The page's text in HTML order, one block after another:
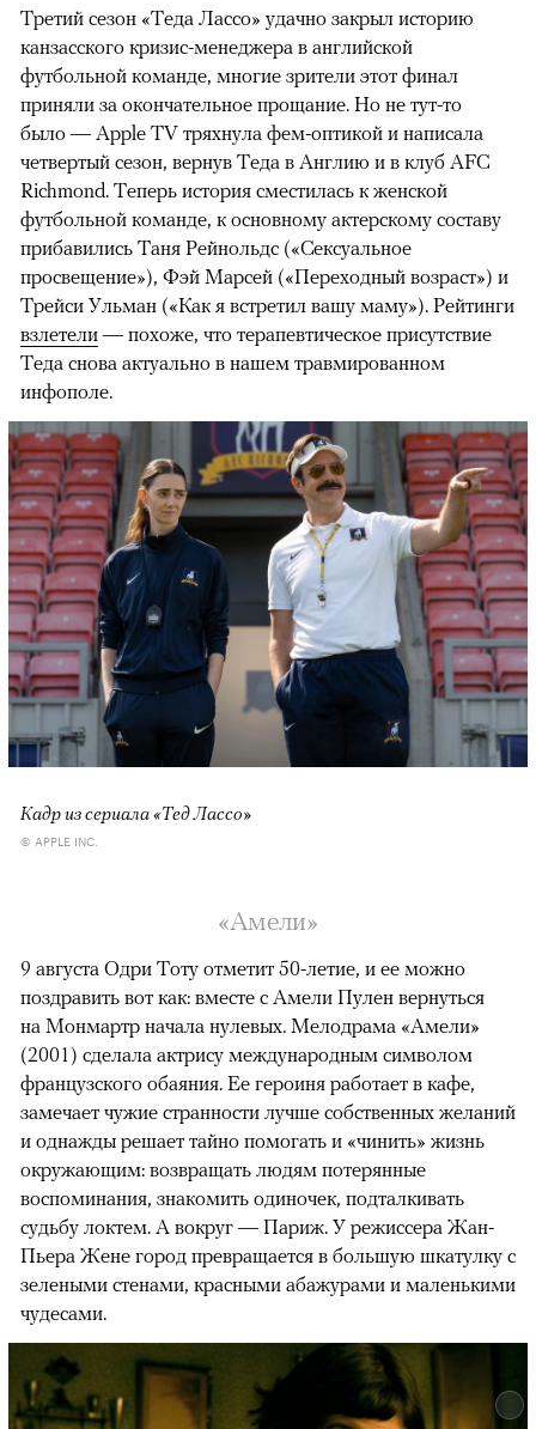
00:00 / 00:00
Третий сезон «Теда Лассо» удачно закрыл историю
канзасского кризис-менеджера в английской
футбольной команде, многие зрители этот финал
приняли за окончательное прощание. Но не тут-то
было — Apple TV тряхнула фем-оптикой и написала
четвертый сезон, вернув Теда в Англию и в клуб AFC
Richmond. Теперь история сместилась к женской
футбольной команде, к основному актерскому составу
прибавились Таня Рейнольдс («Сексуальное
просвещение»), Фэй Марсей («Переходный возраст») и
Трейси Ульман («Как я встретил вашу маму»). Рейтинги
взлетели — похоже, что терапевтическое присутствие
Теда снова актуально в нашем травмированном
инфополе.
Кадр из сериала «Тед Лассо»
© APPLE INC.
«Амели»
9 августа Одри Тоту отметит 50-летие, и ее можно
поздравить вот как: вместе с Амели Пулен вернуться
на Монмартр начала нулевых. Мелодрама «Амели»
(2001) сделала актрису международным символом
французского обаяния. Ее героиня работает в кафе,
замечает чужие странности лучше собственных желаний
и однажды решает тайно помогать и «чинить» жизнь
окружающим: возвращать людям потерянные
воспоминания, знакомить одиночек, подталкивать
судьбу локтем. А вокруг — Париж. У режиссера Жан-
Пьера Жене город превращается в большую шкатулку с
зелеными стенами, красными абажурами и маленькими
чудесами.